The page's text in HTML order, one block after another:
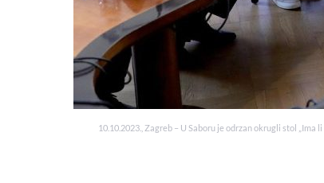
10.10.2023., Zagreb – U Saboru je odrzan okrugli stol